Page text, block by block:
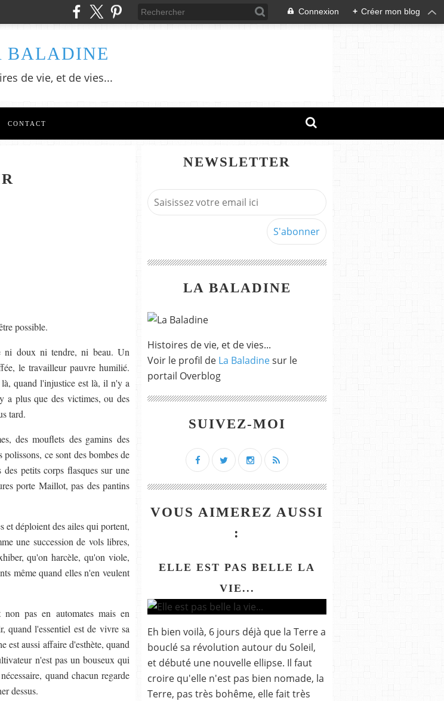
Connexion + Créer mon blog
BALADINE
de vie, et de vies...
CONTACT
possible.
ni doux ni tendre, ni beau. Un
le travailleur pauvre humilié.
quand l'injustice est là, il n'y a
a plus que des victimes, ou des
tard.
des mouflets des gamins des
ce sont des bombes de
petits corps flasques sur une
porte Maillot, pas des pantins
et déploient des ailes qui portent,
une succession de vols libres,
qu'on harcèle, qu'on viole,
même quand elles n'en veulent
pas en automates mais en
quand l'essentiel est de vivre sa
est aussi affaire d'esthète, quand
n'est pas un bouseux qui
quand chacun regarde
dessus.
NEWSLETTER
LA BALADINE
Histoires de vie, et de vies...
Voir le profil de La Baladinesur le
portail Overblog
SUIVEZ-MOI
VOUS AIMEREZ AUSSI
:
ELLE EST PAS BELLE LA
VIE...
Eh bien voilà, 6 jours déjà que la Terre a
bouclé sa révolution autour du Soleil,
et débuté une nouvelle ellipse. Il faut
croire qu'elle n'est pas bien nomade, la
Terre, pas très bohême, elle fait très